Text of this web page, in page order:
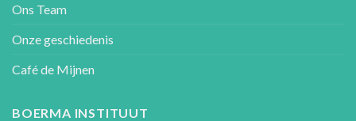
Ons Team
Onze geschiedenis
Café de Mijnen
BOERMA INSTITUUT